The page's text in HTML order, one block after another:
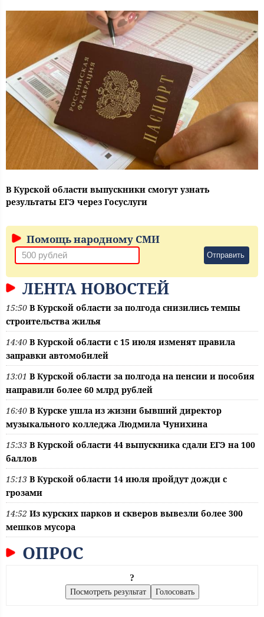
В Курской области выпускники смогут узнать
результаты ЕГЭ через Госуслуги
Помощь народному СМИ
Отправить
ЛЕНТА НОВОСТЕЙ
15:50 В Курской области за полгода снизились темпы
строительства жилья
14:40 В Курской области с 15 июля изменят правила
заправки автомобилей
13:01 В Курской области за полгода на пенсии и пособия
направили более 60 млрд рублей
16:40 В Курске ушла из жизни бывший директор
музыкального колледжа Людмила Чунихина
15:33 В Курской области 44 выпускника сдали ЕГЭ на 100
баллов
15:13 В Курской области 14 июля пройдут дожди с
грозами
14:52 Из курских парков и скверов вывезли более 300
мешков мусора
ОПРОС
?